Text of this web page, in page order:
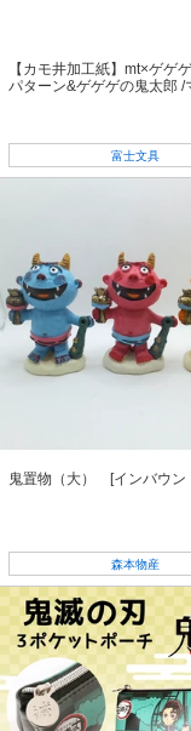
【カモ井加工紙】mt×ゲゲ
パターン&ゲゲゲの鬼太郎 /
富士文具
鬼置物（大） [インバウン
森本物産